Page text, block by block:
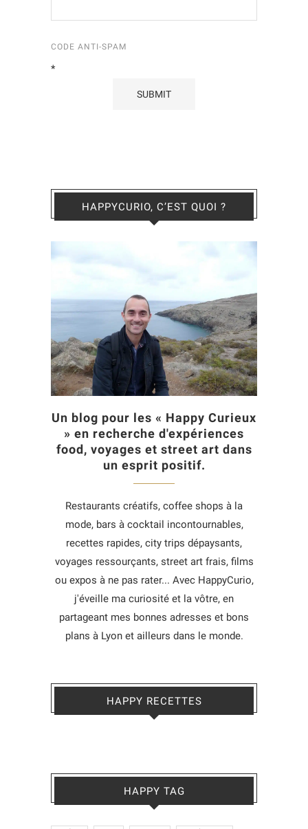
CODE ANTI-SPAM
*
HAPPYCURIO, C’EST QUOI ?
Un blog pour les « Happy Curieux
» en recherche d'expériences
food, voyages et street art dans
un esprit positif.
Restaurants créatifs, coffee shops à la
mode, bars à cocktail incontournables,
recettes rapides, city trips dépaysants,
voyages ressourçants, street art frais, films
ou expos à ne pas rater... Avec HappyCurio,
j'éveille ma curiosité et la vôtre, en
partageant mes bonnes adresses et bons
plans à Lyon et ailleurs dans le monde.
HAPPY RECETTES
HAPPY TAG